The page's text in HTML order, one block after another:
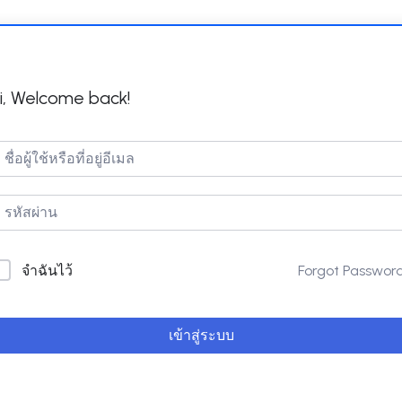
Welcome back!
จำฉันไว้ Forgot
เข้าสู่ระบบ